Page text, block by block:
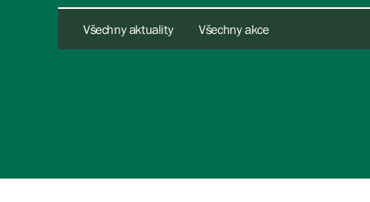
Všechny aktuality Všechny akce